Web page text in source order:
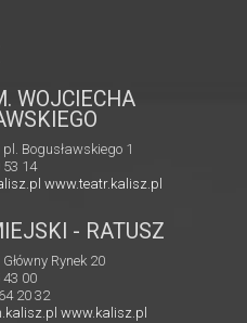
WOJCIECHA
Bogusławskiego 1
53 14
www.teatr.kalisz.pl
- RATUSZ
Rynek 20
43 00
20 32
www.kalisz.pl